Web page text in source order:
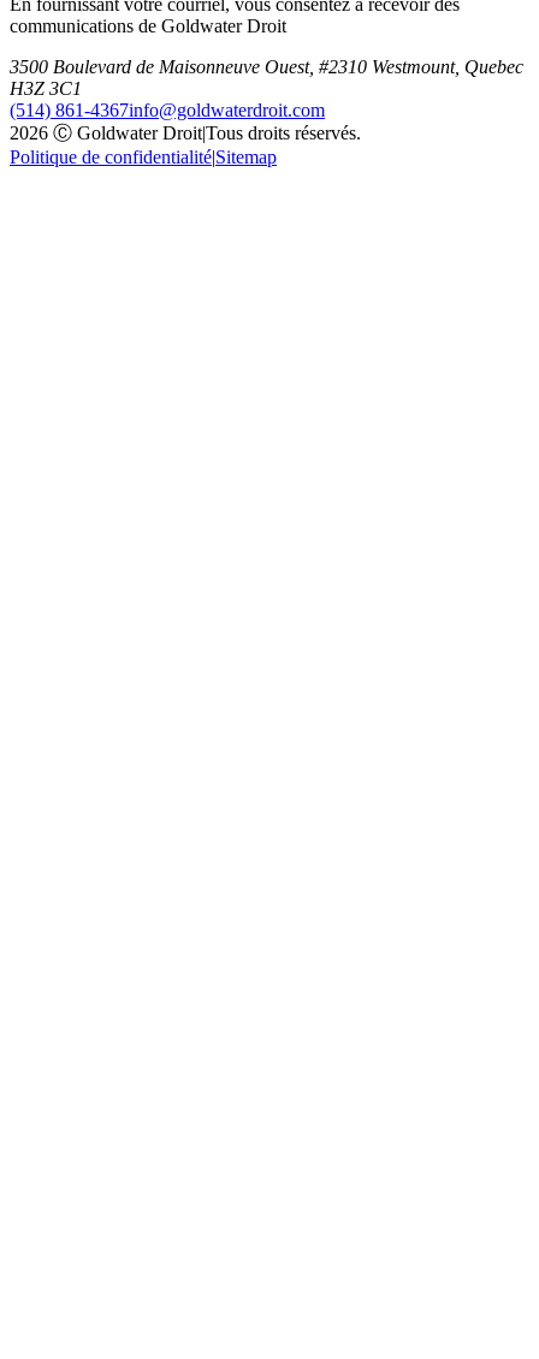
communications de Goldwater Droit
3500 Boulevard de Maisonneuve Ouest, #2310 Westmount, Quebec
H3Z 3C1
(514) 861-4367info@goldwaterdroit.com
2026 Ⓒ Goldwater Droit|Tous droits réservés.
Politique de confidentialité|Sitemap